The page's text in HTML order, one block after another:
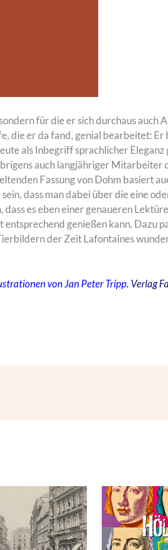
für die er sich durchaus auch
die er da fand, genial bearbeitet: Er
als Inbegriff sprachlicher Eleganz
auch langjähriger Mitarbeiter
Fassung von Dohm basiert
dass man dabei über die eine
es eben einer genaueren
genießen kann. Dazu
der Zeit Lafontaines
von Jan Peter Tripp. Verlag